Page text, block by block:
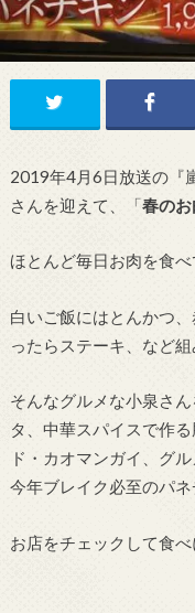
2019年4月6日放送の『
さんを迎えて、「春の
ほとんど毎日お肉を食べ
白いご飯にはとんかつ
ったらステーキ、など
そんなグルメな小泉さ
タ、中華スパイスで作
ド・カオマンガイ、グ
今年ブレイク必至のパネ
お店をチェックして食べ